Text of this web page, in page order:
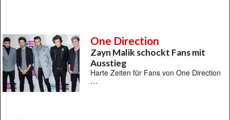
One Direction
Zayn Malik schockt Fans mit
Ausstieg
Harte Zeiten für Fans von One Direction
…